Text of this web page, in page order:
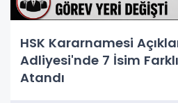
HSK Kararnamesi
Adliyesi'nde 7 İsim
Atandı